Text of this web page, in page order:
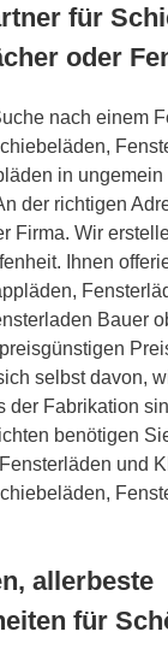
für
oder
nach einem
in ungemein
der richtigen
Firma. Wir
Ihnen
Bauer
selbst davon,
der Fabrikation
benötigen
und
allerbeste
für